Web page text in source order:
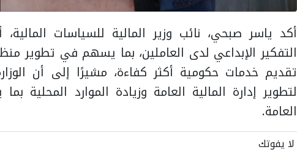
أكد ياسر صبحي، نائب وزير المالية للسياسات
التفكير الإبداعي لدى العاملين، بما يسهم في تطوير
تقديم خدمات حكومية أكثر كفاءة، مشيرًا إلى أن
لتطوير إدارة المالية العامة وزيادة الموارد
العامة.
لا يفوتك